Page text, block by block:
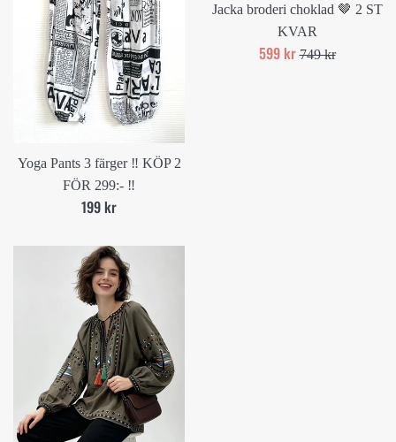
Yoga Pants 3 färger ‼️ KÖP 2
FÖR 299:- ‼️
Ord.
199 kr
Jacka broderi choklad 🤎 2 ST
KVAR
Reapris
599 krOrd.
749 kr